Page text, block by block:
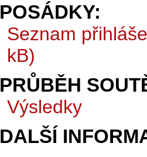
POSÁDKY:
Seznam
kB)
PRŮBĚH
Výsledky
DALŠÍ